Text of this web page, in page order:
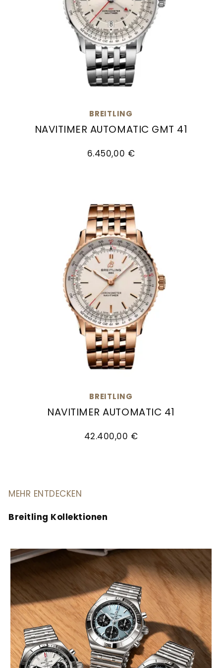
BREITLING
NAVITIMER AUTOMATIC GMT 41
6.450,00 €
BREITLING
NAVITIMER AUTOMATIC 41
42.400,00 €
MEHR ENTDECKEN
Breitling Kollektionen